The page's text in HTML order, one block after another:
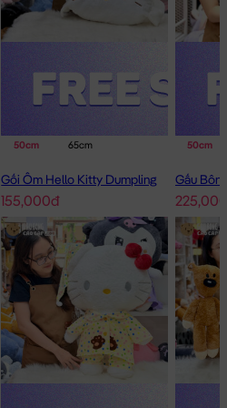
50cm 65cm
Gối Ôm Hello Kitty Dumpling
155,000đ
50cm